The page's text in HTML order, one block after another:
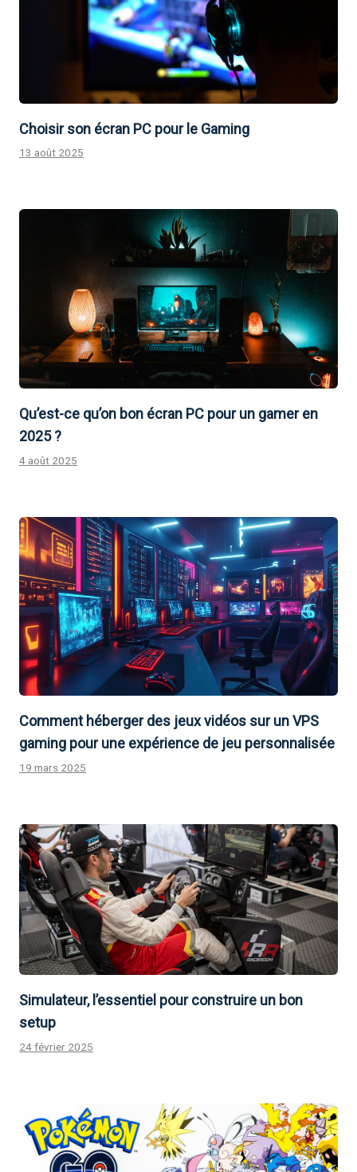
Choisir son écran PC pour le Gaming
13 août 2025
Qu’est-ce qu’on bon écran PC pour un gamer en
2025 ?
4 août 2025
Comment héberger des jeux vidéos sur un VPS
gaming pour une expérience de jeu personnalisée
19 mars 2025
Simulateur, l’essentiel pour construire un bon
setup
24 février 2025